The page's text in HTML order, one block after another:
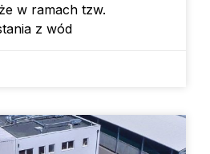
w ramach tzw.
z wód